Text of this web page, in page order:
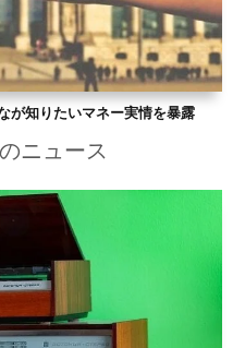
が知りたいマネー実情を暴露
ニュース